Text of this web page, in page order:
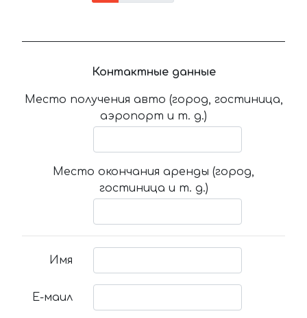
Контактные данные
Место получения авто (город, гостиница,
аэропорт и т. д.)
Место окончания аренды (город,
гостиница и т. д.)
Имя
Е-маил